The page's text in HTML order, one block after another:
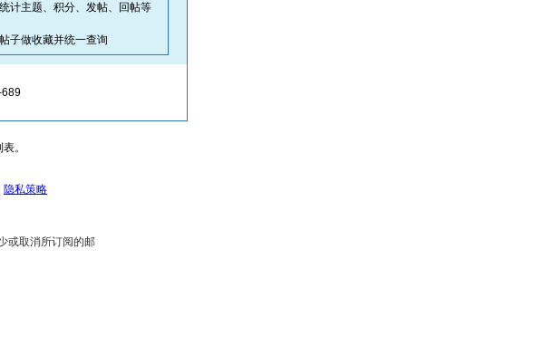
计主题、积分、发帖、回帖等
子做收藏并统一查询
689
。
隐私策略
或取消所订阅的邮